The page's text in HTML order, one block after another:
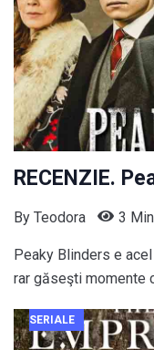
RECENZIE.
By Teodora 3
Peaky Blinders e
rar găseşti momente
SERIALE